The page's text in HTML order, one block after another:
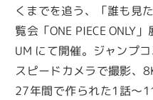
くまでを追う、「誰も⾒
覧会「ONE PIECE ONLY
UM にて開催。ジャンプ
スピードカメラで撮影、
27年間で作られた1話〜